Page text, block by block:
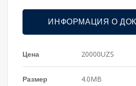
ИНФОРМАЦИЯ О
Цена 20000UZS
Размер 4.0MB